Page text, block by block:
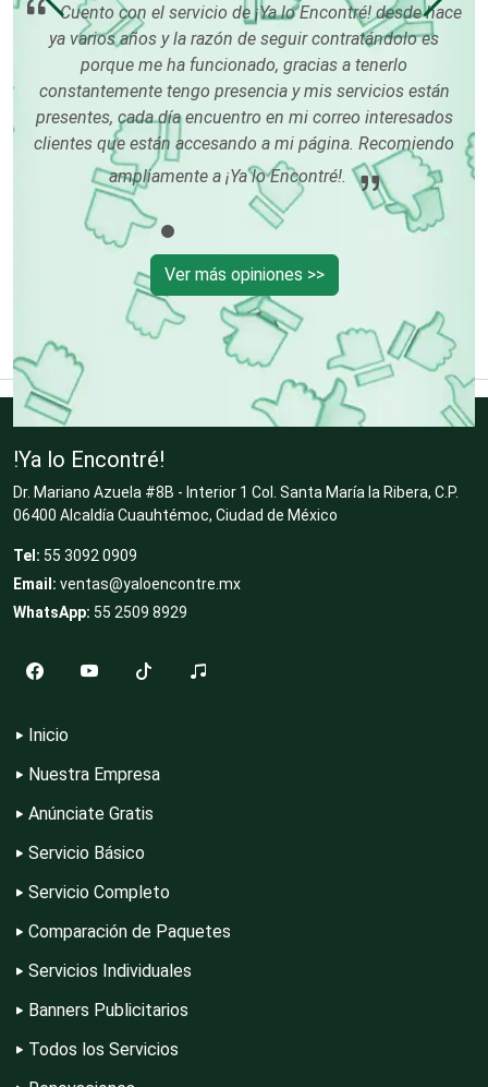
Cremerías y Salchichonerías
Cristalerías
Cromadoras
Decoración de Interiores
Deportes
Depósitos Dentales
Dermatólogos
Desarrollo de Software
Desperdicios Industriales
Dulcerías
Edecanes
Editores
Cuento con el servicio de ¡Ya lo Encontré! desde hace
ya varios años y la razón de seguir contratándolo es
porque me ha funcionado, gracias a tenerlo
constantemente tengo presencia y mis servicios están
presentes, cada día encuentro en mi correo interesados
clientes que están accesando a mi página. Recomiendo
ampliamente a ¡Ya lo Encontré!.
Ver más opiniones >>
!Ya lo Encontré!
Dr. Mariano Azuela #8B - Interior 1 Col. Santa María la Ribera, C.P.
06400 Alcaldía Cuauhtémoc, Ciudad de México
Tel: 55 3092 0909
Email: ventas@yaloencontre.mx
WhatsApp: 55 2509 8929
Inicio
Nuestra Empresa
Anúnciate Gratis
Servicio Básico
Servicio Completo
Comparación de Paquetes
Servicios Individuales
Banners Publicitarios
Todos los Servicios